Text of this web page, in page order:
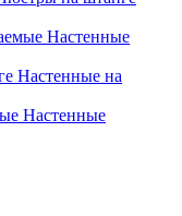
Настенные
Настенные на
Настенные